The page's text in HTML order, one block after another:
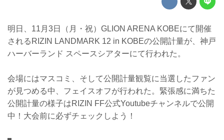
明日、11月3日（月・祝）GLION ARENA KOBEにて開催
されるRIZIN LANDMARK 12 in KOBEの公開計量が、神戸
ハーバーランド スペースシアターにて行われた。
会場にはマスコミ、そして公開計量観覧に当選したファン
が見つめる中、フェイスオフが行われた。緊張感に満ちた
公開計量の様子はRIZIN FF公式Youtubeチャンネルで公開
中！大会前に必ずチェックしよう！